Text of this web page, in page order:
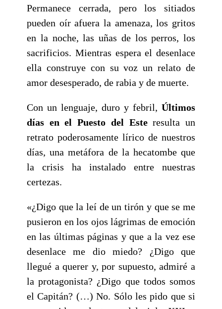
Permanece cerrada, pero los sitiados
pueden oír afuera la amenaza, los gritos
en la noche, las uñas de los perros, los
sacrificios. Mientras espera el desenlace
ella construye con su voz un relato de
amor desesperado, de rabia y de muerte.
Con un lenguaje, duro y febril, Últimos
días en el Puesto del Esteresulta un
retrato poderosamente lírico de nuestros
días, una metáfora de la hecatombe que
la crisis ha instalado entre nuestras
certezas.
«¿Digo que la leí de un tirón y que se me
pusieron en los ojos lágrimas de emoción
en las últimas páginas y que a la vez ese
desenlace me dio miedo? ¿Digo que
llegué a querer y, por supuesto, admiré a
la protagonista? ¿Digo que todos somos
el Capitán? (…) No. Sólo les pido que si